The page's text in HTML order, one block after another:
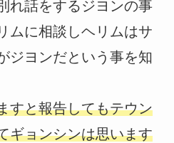
れ話をするジヨンの事
ムに相談しヘリムはサ
ジヨンだという事を知
すと報告してもテウン
ギョンシンは思います